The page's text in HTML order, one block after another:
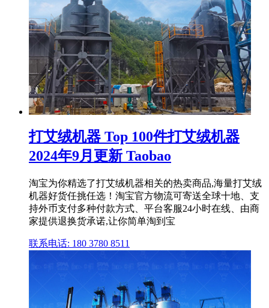
打艾绒机器 Top 100件打艾绒机器
2024年9月更新 Taobao
淘宝为你精选了打艾绒机器相关的热卖商品,海量打艾绒
机器好货任挑任选！淘宝官方物流可寄送全球十地、支
持外币支付多种付款方式、平台客服24小时在线、由商
家提供退换货承诺,让你简单淘到宝
联系电话: 180 3780 8511